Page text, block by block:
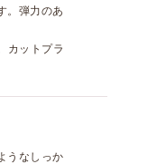
。弾力のあ
カットプラ
うなしっか